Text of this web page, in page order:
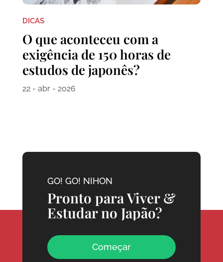
DICAS
O que aconteceu com a
exigência de 150 horas de
estudos de japonês?
22 - abr - 2026
GO! GO! NIHON
Pronto para Viver &
Estudar no Japão?
Começar